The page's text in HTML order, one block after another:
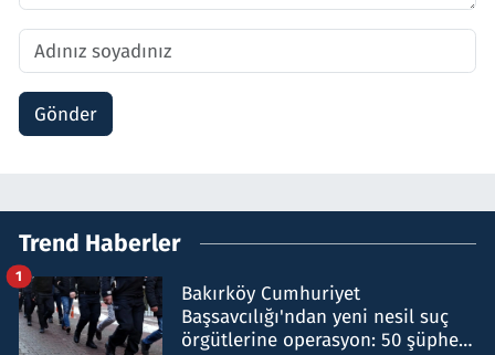
Gönder
Trend Haberler
Bakırköy Cumhuriyet
Başsavcılığı'ndan yeni nesil suç
örgütlerine operasyon: 50 şüpheli
1